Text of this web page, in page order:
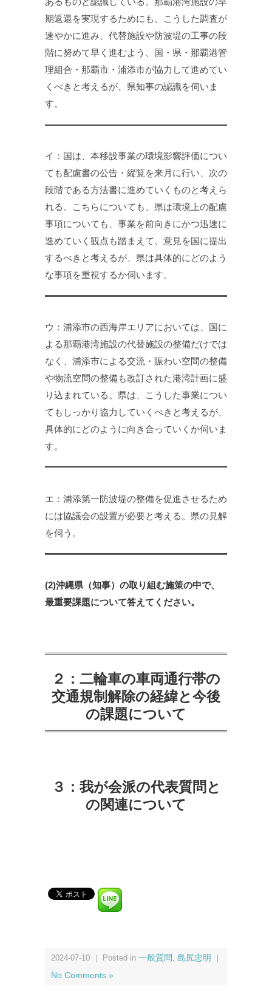
期返還を実現するためにも、こうした調査が
速やかに進み、代替施設や防波堤の工事の段
階に努めて早く進むよう、国・県・那覇港管
理組合・那覇市・浦添市が協力して進めてい
くべきと考えるが、県知事の認識を伺いま
す。
イ：国は、本移設事業の環境影響評価につい
ても配慮書の公告・縦覧を来月に行い、次の
段階である方法書に進めていくものと考えら
れる。こちらについても、県は環境上の配慮
事項についても、事業を前向きにかつ迅速に
進めていく観点も踏まえて、意見を国に提出
するべきと考えるが、県は具体的にどのよう
な事項を重視するか伺います。
ウ：浦添市の西海岸エリアにおいては、国に
よる那覇港湾施設の代替施設の整備だけでは
なく、浦添市による交流・賑わい空間の整備
や物流空間の整備も改訂された港湾計画に盛
り込まれている。県は、こうした事業につい
てもしっかり協力していくべきと考えるが、
具体的にどのように向き合っていくか伺いま
す。
エ：浦添第一防波堤の整備を促進させるため
には協議会の設置が必要と考える。県の見解
を伺う。
(2)沖縄県（知事）の取り組む施策の中で、
最重要課題について答えてください。
２：二輪車の車両通行帯の
交通規制解除の経緯と今後
の課題について
３：我が会派の代表質問と
の関連について
2024-07-10 ｜ Posted in 一般質問 島尻忠明
｜
No Comments »